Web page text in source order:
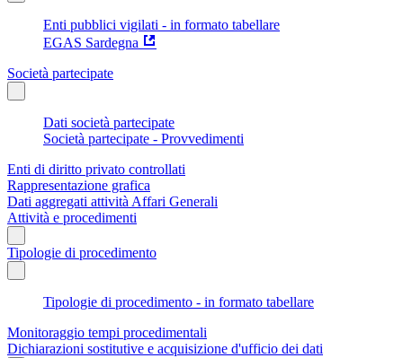
Enti pubblici vigilati - in formato tabellare
EGAS Sardegna
Società partecipate
Dati società partecipate
Società partecipate - Provvedimenti
Enti di diritto privato controllati
Rappresentazione grafica
Dati aggregati attività Affari Generali
Attività e procedimenti
Tipologie di procedimento
Tipologie di procedimento - in formato tabellare
Monitoraggio tempi procedimentali
Dichiarazioni sostitutive e acquisizione d'ufficio dei dati